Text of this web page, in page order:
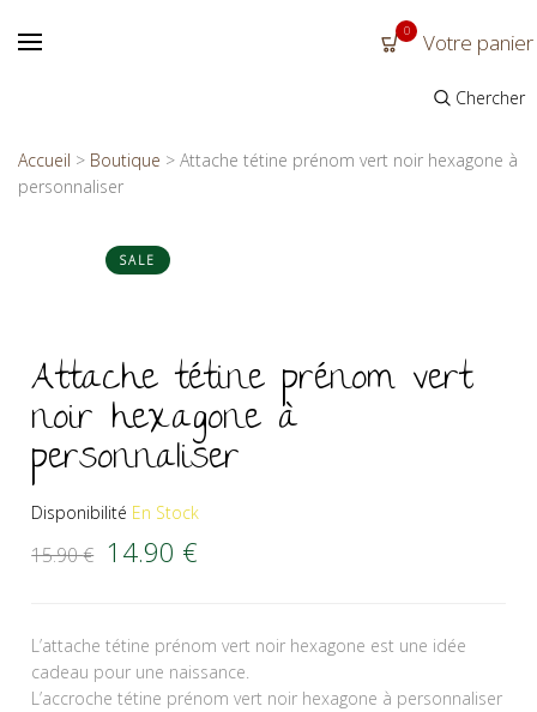
0 Votre panier
Chercher
Accueil > Boutique > Attache tétine prénom vert noir hexagone à
personnaliser
SALE
Attache tétine prénom vert
noir hexagone à
personnaliser
Disponibilité En Stock
15.90€ Le prix initial était : 15.90 €.
14.90 €
L’attache tétine prénom vert noir hexagone est une idée
cadeau pour une naissance.
L’accroche tétine prénom vert noir hexagone à personnaliser